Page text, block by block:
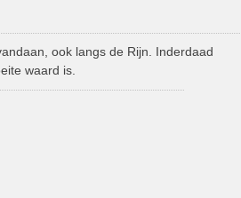
ook langs de Rijn. Inderdaad
waard is.